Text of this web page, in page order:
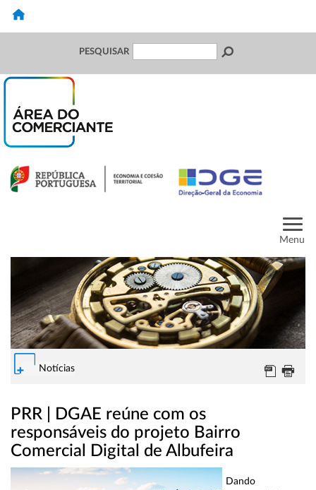
PESQUISAR
Menu
Notícias
PRR | DGAE reúne com os
responsáveis do projeto Bairro
Comercial Digital de Albufeira
Dando